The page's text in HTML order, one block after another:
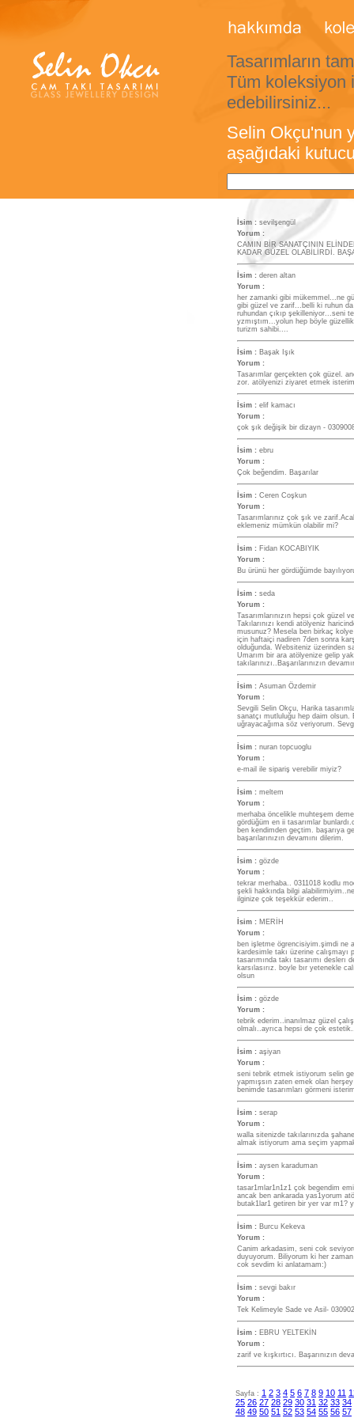
Tasarımların
Tüm
edebilirsiniz...
Selin Okçu'nun
aşağıdaki
İsim : sevilşengül
Yorum :
CAMIN BİR SANATÇININ
KADAR GÜZEL OLABİLİRDİ.
İsim : deren altan
Yorum :
her zamanki gibi mükemmel...ne
gibi güzel ve zarif...belli ki ruhun
ruhundan çıkıp şekilleniyor...seni
yzmıştım...yolun hep böyle
turizm sahibi....
İsim : Başak Işık
Yorum :
Tasarımlar gerçekten çok güzel.
zor. atölyenizi ziyaret etmek
İsim : elif kamacı
Yorum :
çok şık değişik bir dizayn -
İsim : ebru
Yorum :
Çok beğendim. Başarılar
İsim : Ceren Coşkun
Yorum :
Tasarımlarınız çok şık ve
eklemeniz mümkün olabilir mi?
İsim : Fidan KOCABIYIK
Yorum :
Bu ürünü her gördüğümde
İsim : seda
Yorum :
Tasarımlarınızın hepsi çok güzel
Takılarınızı kendi atölyeniz
musunuz? Mesela ben birkaç
için haftaiçi nadiren 7den sonra
olduğunda. Websiteniz üzerinden
Umarım bir ara atölyenize gelip
takılarınızı..Başarılarınızın
İsim : Asuman Özdemir
Yorum :
Sevgili Selin Okçu, Harika
sanatçı mutluluğu hep daim
uğrayacağıma söz veriyorum.
İsim : nuran topcuoglu
Yorum :
e-mail ile sipariş verebilir miyiz?
İsim : meltem
Yorum :
merhaba öncelikle muhteşem
gördüğüm en ii tasarımlar
ben kendimden geçtim. başarıya
başarılarınızın devamını dilerim.
İsim : gözde
Yorum :
tekrar merhaba.. 0311018 kodlu
şekli hakkında bilgi
ilginize çok teşekkür ederim..
İsim : MERİH
Yorum :
ben işletme ögrencisiyim.şimdi ne
kardesimle takı üzerine calışmayı
tasarımında takı tasarımı deslerı
karsılasırız. boyle bır yetenekle
olsun
İsim : gözde
Yorum :
tebrik ederim..inanılmaz güzel
olmalı..ayrıca hepsi de çok
İsim : aşiyan
Yorum :
seni tebrik etmek istiyorum selin
yapmışsın zaten emek olan
benimde tasarımları görmeni
İsim : serap
Yorum :
walla sitenizde takılarınızda
almak istiyorum ama seçim
İsim : aysen karaduman
Yorum :
tasar1mlar1n1z1 çok begendim
ancak ben ankarada yas1yorum
butak1lar1 getiren bir yer var m1?
İsim : Burcu Kekeva
Yorum :
Canim arkadasim, seni cok
duyuyorum. Biliyorum ki her
cok sevdim ki anlatamam:)
İsim : sevgi bakır
Yorum :
Tek Kelimeyle Sade ve Asil-
İsim : EBRU YELTEKİN
Yorum :
zarif ve kışkırtıcı. Başarınızın
Sayfa : 1 2 3 4 5 6 7 8 9 10 11
25 26 27 28 29 30 31 32 33 34
48 49 50 51 52 53 54 55 56 57